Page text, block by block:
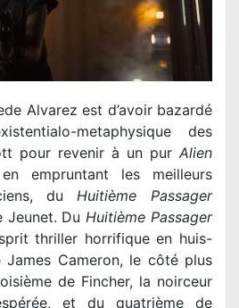
Alvarez est d’avoir bazardé
metaphysique des
pour revenir à un pur Alien
empruntant les meilleurs
du Huitième Passager
Jeunet. Du Huitième Passager
thriller horrifique en huis-
Cameron, le côté plus
de Fincher, la noirceur
et du quatrième de